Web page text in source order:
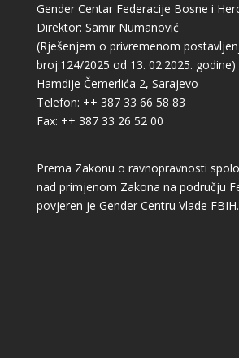
Gender Centar Federacije Bosne i
Direktor: Samir Numanović
(Rješenjem o privremenom
broj:124/2025 od 13. 02.2025. godine)
Hamdije Čemerlića 2, Sarajevo
Telefon: ++ 387 33 66 58 83
Fax: ++ 387 33 26 52 00
Prema Zakonu o ravnopravnosti
nad primjenom Zakona na području
povjeren je Gender Centru Vlade FBIH.